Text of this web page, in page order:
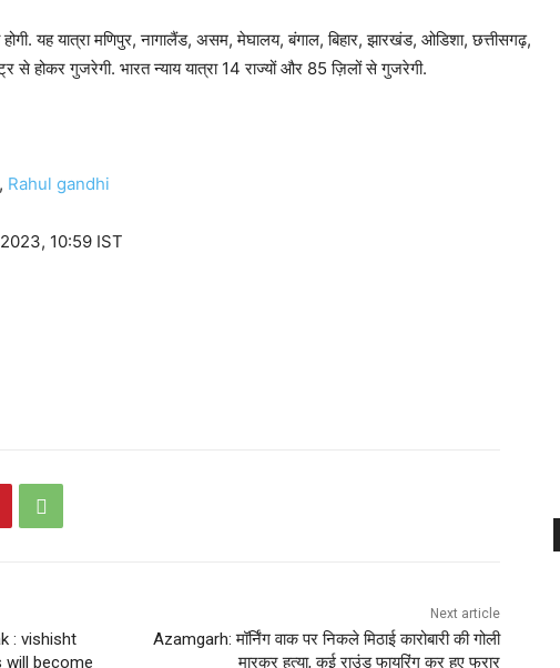
यह यात्रा मणिपुर, नागालैंड, असम, मेघालय, बंगाल, बिहार, झारखंड, ओडिशा, छत्तीसगढ़,
से होकर गुजरेगी. भारत न्‍याय यात्रा 14 राज्यों और 85 ज़िलों से गुजरेगी.
, Rahul gandhi
10:59 IST
: vishisht
will become
Next article
Azamgarh: मॉर्निंग वाक पर निकले मिठाई कारोबारी की गोली
मारकर हत्या, कई राउंड फायरिंग कर हुए फरार